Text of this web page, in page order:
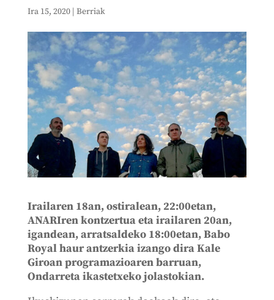
Ira 15, 2020| Berriak
Irailaren 18an, ostiralean, 22:00etan,
ANARIren kontzertua eta irailaren 20an,
igandean, arratsaldeko 18:00etan, Babo
Royal haur antzerkia izango dira Kale
Giroan programazioaren barruan,
Ondarreta ikastetxeko jolastokian.